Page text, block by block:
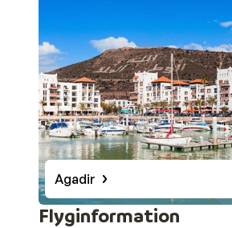
Agadir
Flyginformation